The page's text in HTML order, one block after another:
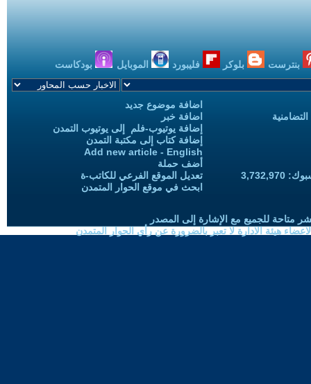
بنترست بلوكر فليبورد الموبايل بودكاست
اضافة موضوع جديد
اضافة خبر
إضافة يوتيوب-فلم إلى يوتيوب التمدن
إضافة كتاب إلى مكتبة التمدن
Add new article - English
أضف حملة
تعديل الموقع الفرعي للكاتب-ة
ابحث في موقع الحوار المتمدن
متاحة للجميع مع الإشارة إلى المصدر
هيئة الادارة لا تعبر بالضرورة عن رأي الحوار المتمدن